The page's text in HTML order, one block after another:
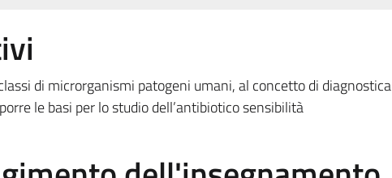
di microrganismi patogeni umani, al concetto di diagnostica
le basi per lo studio dell’antibiotico sensibilità